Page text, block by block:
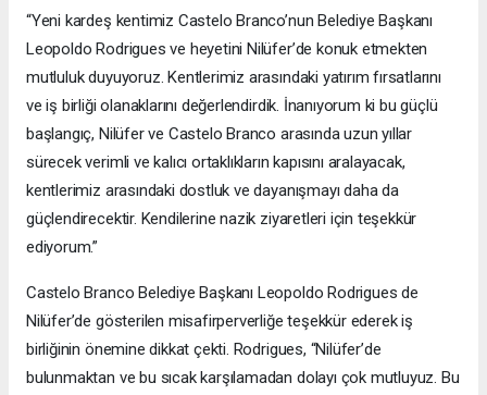
“Yeni kardeş kentimiz Castelo Branco’nun Belediye Başkanı
Leopoldo Rodrigues ve heyetini Nilüfer’de konuk etmekten
mutluluk duyuyoruz. Kentlerimiz arasındaki yatırım fırsatlarını
ve iş birliği olanaklarını değerlendirdik. İnanıyorum ki bu güçlü
başlangıç, Nilüfer ve Castelo Branco arasında uzun yıllar
sürecek verimli ve kalıcı ortaklıkların kapısını aralayacak,
kentlerimiz arasındaki dostluk ve dayanışmayı daha da
güçlendirecektir. Kendilerine nazik ziyaretleri için teşekkür
ediyorum.”
Castelo Branco Belediye Başkanı Leopoldo Rodrigues de
Nilüfer’de gösterilen misafirperverliğe teşekkür ederek iş
birliğinin önemine dikkat çekti. Rodrigues, “Nilüfer’de
bulunmaktan ve bu sıcak karşılamadan dolayı çok mutluyuz. Bu